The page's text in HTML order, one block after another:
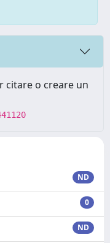
citare o creare un
ND
0
ND